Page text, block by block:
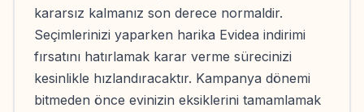
kararsız kalmanız son derece normaldir.
Seçimlerinizi yaparken harika Evidea indirimi
fırsatını hatırlamak karar verme sürecinizi
kesinlikle hızlandıracaktır. Kampanya dönemi
bitmeden önce evinizin eksiklerini tamamlamak